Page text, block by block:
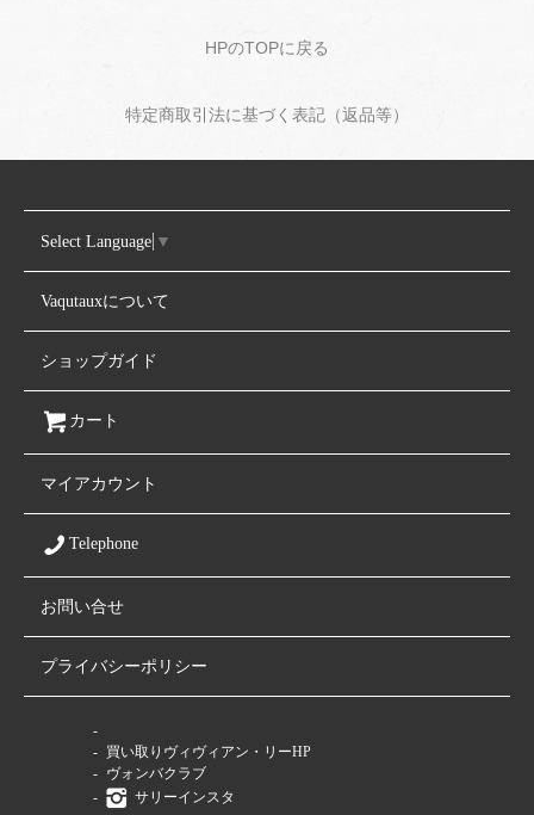
HPのTOPに戻る
特定商取引法に基づく表記（返品等）
Select Language ▼
Vaqutauxについて
ショップガイド
カート
マイアカウント
Telephone
お問い合せ
プライバシーポリシー
買い取りヴィヴィアン・リーHP
ヴォンバクラブ
サリーインスタ